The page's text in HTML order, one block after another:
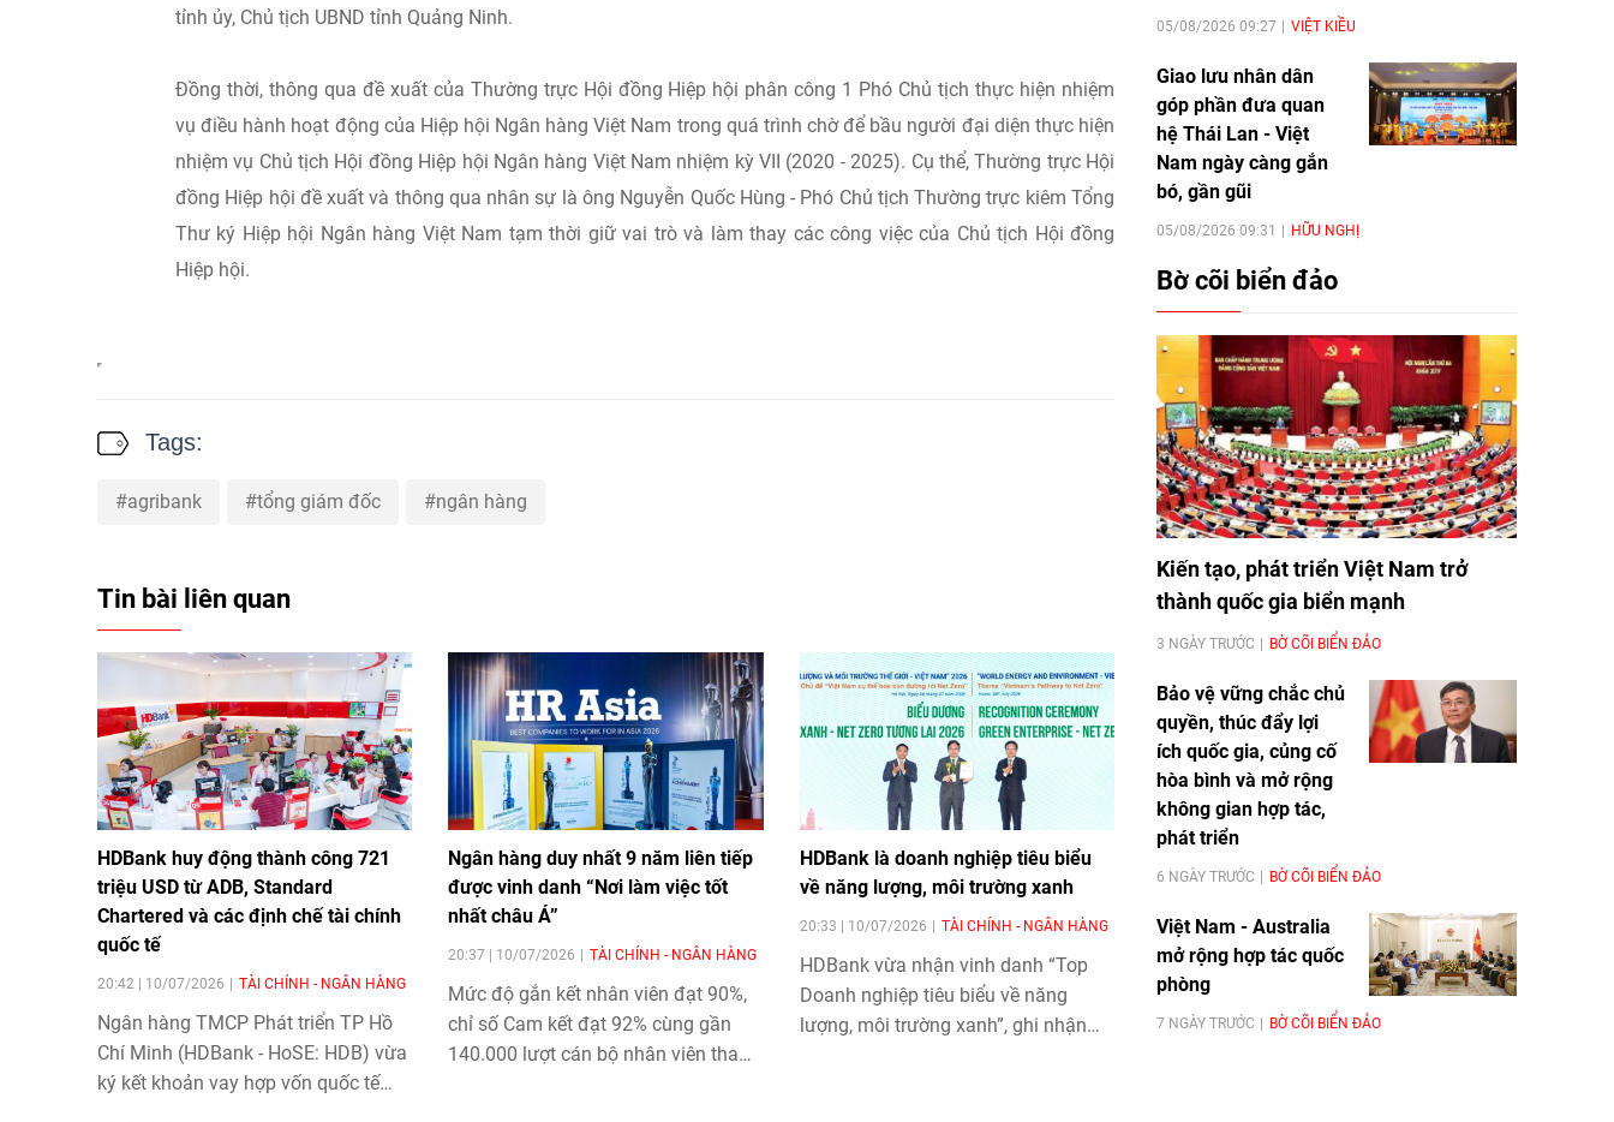
tỉnh ủy, Chủ tịch UBND tỉnh Quảng Ninh.
Đồng thời, thông qua đề xuất của Thường trực Hội đồng Hiệp hội phân công 1 Phó Chủ tịch thực hiện nhiệm
vụ điều hành hoạt động của Hiệp hội Ngân hàng Việt Nam trong quá trình chờ để bầu người đại diện thực hiện
nhiệm vụ Chủ tịch Hội đồng Hiệp hội Ngân hàng Việt Nam nhiệm kỳ VII (2020 - 2025). Cụ thể, Thường trực Hội
đồng Hiệp hội đề xuất và thông qua nhân sự là ông Nguyễn Quốc Hùng - Phó Chủ tịch Thường trực kiêm Tổng
Thư ký Hiệp hội Ngân hàng Việt Nam tạm thời giữ vai trò và làm thay các công việc của Chủ tịch Hội đồng
Hiệp hội.
Tags:
agribank tổng giám đốc ngân hàng
Tin bài liên quan
HDBank huy động thành công 721
triệu USD từ ADB, Standard
Chartered và các định chế tài chính
quốc tế
20:42 | 10/07/2026 TÀI CHÍNH - NGÂN HÀNG
Ngân hàng TMCP Phát triển TP Hồ
Chí Minh (HDBank - HoSE: HDB) vừa
ký kết khoản vay hợp vốn quốc tế
Ngân hàng duy nhất 9 năm liên tiếp
được vinh danh “Nơi làm việc tốt
nhất châu Á”
20:37 | 10/07/2026 TÀI CHÍNH - NGÂN HÀNG
Mức độ gắn kết nhân viên đạt 90%,
chỉ số Cam kết đạt 92% cùng gần
140.000 lượt cán bộ nhân viên tham
HDBank là doanh nghiệp tiêu biểu
về năng lượng, môi trường xanh
20:33 | 10/07/2026 TÀI CHÍNH - NGÂN HÀNG
HDBankvừa nhận vinh danh “Top
Doanh nghiệp tiêu biểu về năng
lượng, môi trường xanh”, ghi nhận
05/08/2026 09:27 VIỆT KIỀU
Giao lưu nhân dân
góp phần đưa quan
hệ Thái Lan - Việt
Nam ngày càng gắn
bó, gần gũi
05/08/2026 09:31 HỮU NGHỊ
Bờ cõi biển đảo
Kiến tạo, phát triển Việt Nam trở
thành quốc gia biển mạnh
3 NGÀY TRƯỚC BỜ CÕI BIỂN ĐẢO
Bảo vệ vững chắc chủ
quyền, thúc đẩy lợi
ích quốc gia, củng cố
hòa bình và mở rộng
không gian hợp tác,
phát triển
6 NGÀY TRƯỚC BỜ CÕI BIỂN ĐẢO
Việt Nam - Australia
mở rộng hợp tác quốc
phòng
7 NGÀY TRƯỚC BỜ CÕI BIỂN ĐẢO